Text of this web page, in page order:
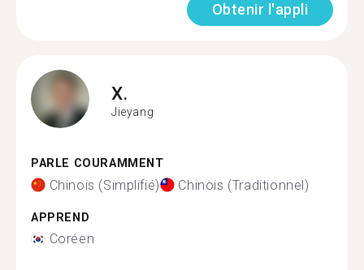
Obtenir l'appli
X.
Jieyang
PARLE COURAMMENT
Chinois (Simplifié) Chinois (Traditionnel)
APPREND
Coréen